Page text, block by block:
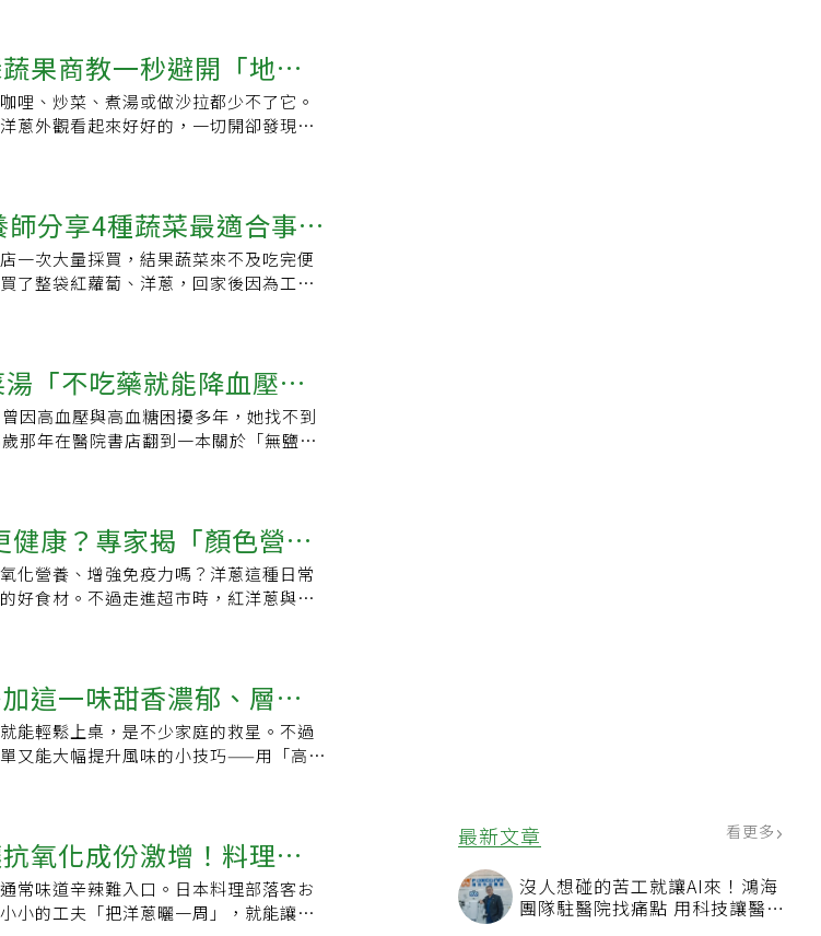
最新文章 看更多
沒人想碰的苦工就讓AI來！鴻海
團隊駐醫院找痛點 用科技讓醫療
薑可以切片、切絲或切末後冷凍；蒜頭
於炒菜或煮湯。至於馬鈴薯、地瓜、胡
通常不建議長時間冷凍保存。
洋蔥紋路垂直切（橫切），將纖維切
料理。洋蔥生吃還是熟食好？大部份人
蔥生吃能保留最多槲皮素與硫化物，但
和，但部分營養會流失。也提醒腎功能
、限磷的腎友、正在出血或服用抗凝血
爐加熱也會降低健康益處。但烹飪前將
烤方式，可增加洋蔥中的類黃酮含量。
醒大家，買洋蔥應選擇外皮乾燥、堅
切好的半成品，以降低細菌污染風險。
- 農糧署》臉書粉絲專頁．《食農教育
衰竭攻城療法》 ．聯合報系新聞資料庫
如果是已切或已剝皮的洋蔥，則需冷藏
避免氣味外散。剝皮洋蔥冷藏約可保存7
可先切好冷凍，解凍後口感會偏軟，較
試試「先冰再切」這個小動作，不只少
所以千萬別將羽絨被蓋在最外層，正確
蓋棉被或毛毯。
合物及硒等成分，因此具有殺菌、增強
具有抗氧化、消炎及降血脂的功效。農
蔥最鮮甜，在氣候多變的時候多吃點洋
蔥營養成分相近 但料理運用方式不同
差異，料理上也有不同運用。．黃皮洋
甜度最高。適合：燉煮、烘烤、沙拉．
少白中帶紫，口感爽脆。適合：沙拉、
含的營養成分相近，只是紫洋蔥有較多
，硫化合物比較多。別丟！你該吃掉洋
素；而所有顏色的洋蔥皮都含有驚人濃
指出，洋蔥皮粉末所含的槲皮素比內
類化合物，能有效清除致病自由基。2.
不可溶性纖維。增加纖維攝取不僅能預
3. 減少食物浪費據統計，全球每天浪費
息危險，對腸胃敏感者，如腸躁症患
藥或細菌，建議選擇有機洋蔥，並徹底
吃？最建議的方式是拿來熬湯底，及在
用前記得將洋蔥皮濾掉。或曬乾磨粉，
農YA - 農糧署》教5步驟，讓大家可以
淚1.冷藏10分鐘2.根部最後切3.泡水10
．《health》 ．《鮮享農YA - 農糧
平台》 ．聯合報系新聞資料庫
果商教一秒避開「地雷
哩、炒菜、煮湯或做沙拉都少不了它。
蔥外觀看起來好好的，一切開卻發現裡
可能早已受損。尤其在忙碌的傍晚準備
得軟爛，不僅影響料理，也讓人心情大
頭」日本蔬菜達人「藍髮的阿鐵」從事
75萬名粉絲。他指出想避開腐壞洋蔥，
頭部」。他的重點提醒是，洋蔥頭如果
度與硬度確實差異明顯。有些洋蔥摸起
洋蔥則乾爽又結實。依照「摸頭檢查
完整，沒有發黑或軟爛，實測結果令人
頭部開始受潮或腐敗，若儲存環境不
可能影響料理風味。建議消費者購買散
堅硬，再放入購物籃中，能大幅降低踩
分享4種蔬菜最適合事前
一次大量採買，結果蔬菜來不及吃完便
了整袋紅蘿蔔、洋蔥，回家後因為工作
和先生兩人50歲後胃口變小，因此更加
控制每次使用的份量。她推薦四種食材
，想要料理時也隨手可得，更能增添餐
本多惠家中只有夫妻兩人，整條白蘿蔔
接冷凍保存。本多惠說，冷凍後的白蘿
季都便宜，但兩人生活若一次買好幾根
會用切絲刨刀一次刨好後直接冷凍。冷
蒸炒拌菜等，顏色和營養都加分，不管
用。3.洋蔥：簡單切薄片 熬湯好幫手許
湯就能立刻增加香甜味與色彩；也很適
一口大小 炒菜或咖哩都能加令人意外
化很小，不說根本吃不出是冷凍，炒
說，完整的彩椒很佔空間，建議切好後
成一口大小，若切成細絲，也能應用在
「不吃藥就能降血壓」
因高血壓與高血糖困擾多年，她找不到
那年在醫院書店翻到一本關於「無鹽野
看見抗癌領域權威前田浩醫師所著的
與高血糖傾向，心想「是否有什麼能立
蔬菜切小、慢煮，便能充分攝取能抑制
助提升免疫功能、改善身體不適。天野
「完全不加鹽」，而且做法非常簡單。
改善排便、預防肥胖。天野心想如果只
與高血糖導致的生活習慣病，那對她而
上的做法實踐。大約3個月後，原本在
開始改善。自此之後的7年間，天野幾
。之後，外食的味道也開始覺得變鹹，
好喝？結果出乎意料煮法只是不加任何
免會擔心「會不會沒味道？喝得下去
的自然甘甜會慢慢滲出，非常好喝。當
中的過鹹、過甜反而變得突出。味覺變
康？專家揭「顏色營養
化營養、增強免疫力嗎？洋蔥這種日常
好食材。不過走進超市時，紅洋蔥與白
，差別在「顏色營養素」雖然外觀顏色
相近。依據美國農業部（USDA）資
、2克膳食纖維；白洋蔥則約36卡、1克
量不高。真正的差異在於「植化素」。
，這些抗氧化物質能幫助對抗自由
（Frontiers in Nutrition）期刊，花青
血壓、減少壞膽固醇，同時延緩骨質流
於維持心臟功能與骨骼健康。Baham建
中，增添辛香與層次感。白洋蔥：溫和
這一味甜香濃郁、層次
能輕鬆上桌，是不少家庭的救星。不過
又能大幅提升風味的小技巧——用「高
以依照手邊食材或主菜選擇湯底，例如
能搭配餐桌上的主菜口味，讓整體更有
乾，放入小鍋中加入約 1/4 杯高湯（以
小火燉幾分鐘。最後加入一小匙奶油，
幾個巧思讓罐頭玉米變主角除了用高湯
氧化成份激增！料理
常味道辛辣難入口。日本料理部落客お
小的工夫「把洋蔥曬一周」，就能讓洋